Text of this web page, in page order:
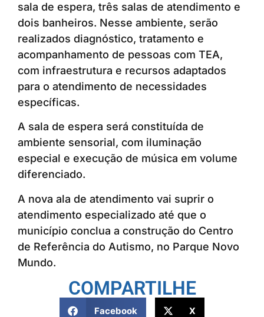
sala de espera, três salas de atendimento e
dois banheiros. Nesse ambiente, serão
realizados diagnóstico, tratamento e
acompanhamento de pessoas com TEA,
com infraestrutura e recursos adaptados
para o atendimento de necessidades
específicas.
A sala de espera será constituída de
ambiente sensorial, com iluminação
especial e execução de música em volume
diferenciado.
A nova ala de atendimento vai suprir o
atendimento especializado até que o
município conclua a construção do Centro
de Referência do Autismo, no Parque Novo
Mundo.
COMPARTILHE
Facebook X